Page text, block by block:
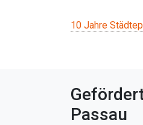
10 Jahre
Passau